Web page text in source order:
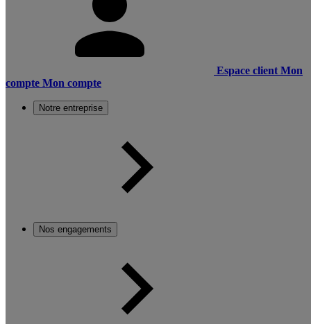
Espace client Mon
compte Mon compte
Notre entreprise
Nos engagements